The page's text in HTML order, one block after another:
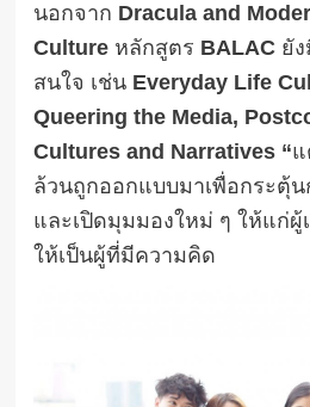
นอกจาก Dracula and
Culture หลักสูตร BALAC ยั
สนใจ เช่น Everyday Life
Queering the Media,
Cultures and Narratives “
ล้วนถูกออกแบบมาเพื่อกระตุ้น
และเปิดมุมมองใหม่ ๆ ให้แก่
ให้เป็นผู้ที่มีความคิด